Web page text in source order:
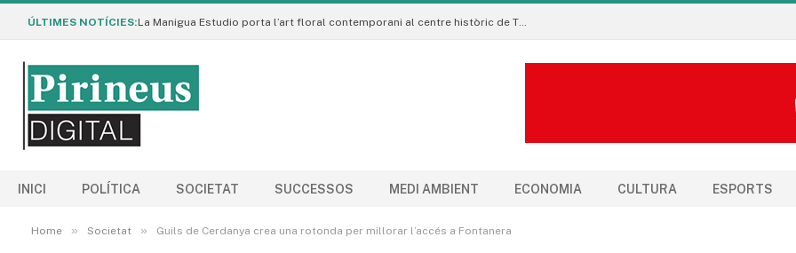
ÚLTIMES NOTÍCIES: La Manigua Estudio porta l’art floral contemporani al centre històric de Tremp
INICI POLÍTICA SOCIETAT SUCCESSOS MEDI AMBIENT ECONOMIA CULTURA ESPORTS
Home » Societat » Guils de Cerdanya crea una rotonda per millorar l’accés a Fontanera